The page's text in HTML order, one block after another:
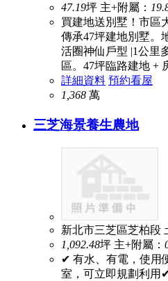
47.19坪 主+附屬：
買建地送別墅！市區
傳承47坪建地別墅。
活圈神仙戶型 |1公里
區。47坪臨路建地 +
詳細資料 預約看屋
1,368 萬
三芝海景養生農地
新北市三芝區芝柏段
1,092.48坪 主+附屬：
✔ 有水、有電，使用
室，可立即規劃利用